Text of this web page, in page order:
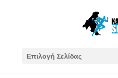
Επιλογή Σελίδας